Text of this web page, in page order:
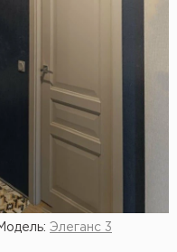
Элеганс 3